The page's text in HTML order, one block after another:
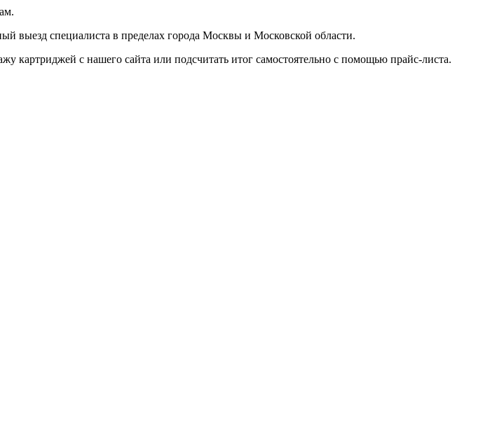
выезд специалиста в пределах города Москвы и Московской области.
с нашего сайта или подсчитать итог самостоятельно с помощью прайс-листа.